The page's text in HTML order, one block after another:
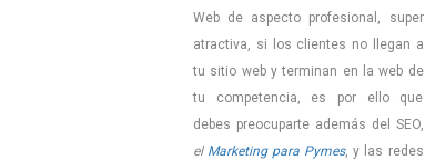
Web de aspecto profesional, super
atractiva, si los clientes no llegan a
tu sitio web y terminan en la web de
tu competencia, es por ello que
debes preocuparte además del SEO,
el Marketing para Pymes, y las redes